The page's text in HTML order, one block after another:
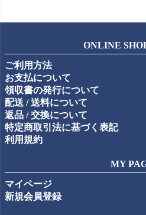
ONLINE
ご利用方法
お支払について
領収書の発行について
配送 / 送料について
返品 / 交換について
特定商取引法に基づく表記
利用規約
MY
マイページ
新規会員登録